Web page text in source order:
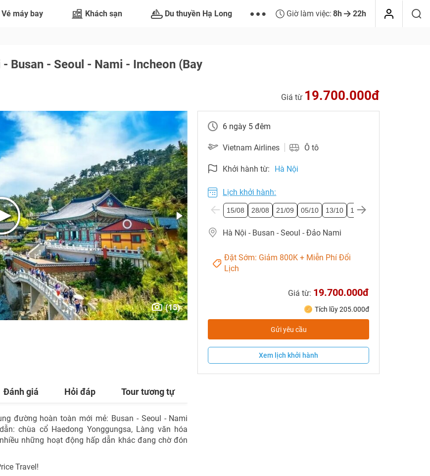
Vé máy bay Khách sạn Du thuyền Hạ Long Giờ làm việc: 8h 22h
Busan - Seoul - Nami - Incheon (Bay
Giá từ 19.700.000đ
(15)
6 ngày 5 đêm
Vietnam Airlines Ô tô
Khởi hành từ: Hà Nội
Lịch khởi hành:
15/08 28/08 21/09 05/10 13/10 19/10
Hà Nội - Busan - Seoul - Đảo Nami
Đặt Sớm: Giảm 800K + Miễn Phí Đổi
Lịch
Giá từ: 19.700.000đ
Tích lũy 205.000đ
Gửi yêu cầu
Xem lịch khởi hành
Đánh giá Hỏi đáp Tour tương tự
đường hoàn toàn mới mẻ: Busan - Seoul - Nami
chùa cổ Haedong Yonggungsa, Làng văn hóa
những hoạt động hấp dẫn khác đang chờ đón
Travel!
TƯ VẤN NGAY
TƯ VẤN NGAY
TƯ VẤN NGAY
TƯ VẤN NGAY
NHẬN ƯU ĐÃI NGAY
TƯ VẤN NGAY